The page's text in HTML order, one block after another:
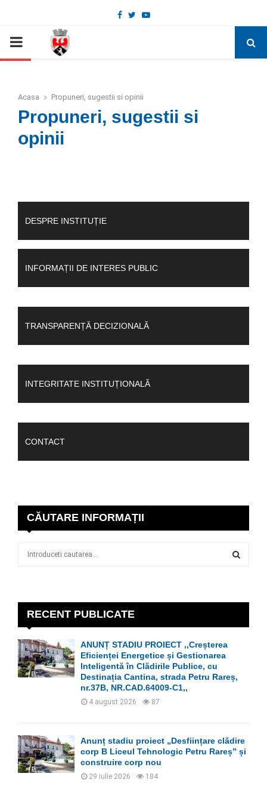
Deschide bara de unelte
Facebook
TwitterYoutube
PRIMARY
Acasa Propuneri, sugestii si opinii
Propuneri, sugestii si
opinii
DESPRE INSTITUȚIE
INFORMAȚII DE INTERES PUBLIC
TRANSPARENȚĂ DECIZIONALĂ
INTEGRITATE INSTITUȚIONALĂ
CONTACT
CĂUTARE INFORMAȚII
r
:
E
A
C
RECENT PUBLICATE
ANUNȚ STADIU PROIECT ,,Creșterea
Eficienței Energetice și Gestionarea
Inteligentă în Clădirile Publice, cu
Destinația Cantina, strada Petru Rareș,
nr.37B, NR.CAD.64009-C1,,
4 august 2026 87
Anunț stadiu proiect „Desființare clădire
corp B Liceul Tehnologic Petru Rareș” și
construire corp nou
29 iulie 2026 184